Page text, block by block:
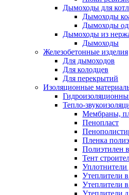
Дымоходы для
Дымоходы
Дымоходы
Дымоходы из
Дымоходы
Железобетонные изделия
Для дымоходов
Для колодцев
Для перекрытий
Изоляционные
Тепло-
Мембраны,
Пенопласт
Пленка
Полиэтилен
Тент
Уплотнители
Утеплители
Утеплители
Утеплители